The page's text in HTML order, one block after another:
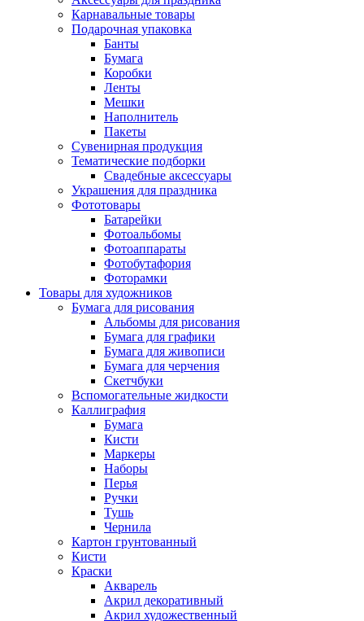
Карнавальные товары
Подарочная упаковка
Банты
Бумага
Коробки
Ленты
Мешки
Наполнитель
Пакеты
Сувенирная продукция
Тематические подборки
Свадебные аксессуары
Украшения для праздника
Фототовары
Батарейки
Фотоальбомы
Фотоаппараты
Фотобутафория
Фоторамки
Товары для художников
Бумага для рисования
Альбомы для рисования
Бумага для графики
Бумага для живописи
Бумага для черчения
Скетчбуки
Вспомогательные жидкости
Каллиграфия
Бумага
Кисти
Маркеры
Наборы
Перья
Ручки
Тушь
Чернила
Картон грунтованный
Кисти
Краски
Акварель
Акрил декоративный
Акрил художественный